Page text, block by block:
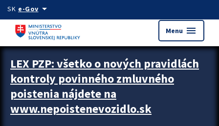
Preskocit na hlavný obsah
SK e-Govarrow_drop_down
Menu menu
Zastavit automatický posun upútavok
LEX PZP: všetko o nových pravidlách
kontroly povinného zmluvného
poistenia nájdete na
www.nepoistenevozidlo.sk